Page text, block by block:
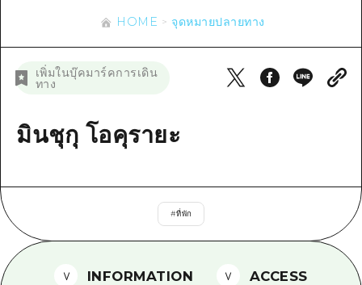
สถานบันเทิงยามค่ำคืน
มาตรฐาน
การรักษา
ธรรมชาติ
บริเวณรอบๆ มิยาจิมะ
เกโฮคุ
ชิมาเนะ
เข้าถึงเข้าถึง
สรุปการจราจรรอง
ตั๋วเที่ยวคุ้มค่าตั๋วเที่ยวคุ้มค่า
ฮิโรชิม่า ฟรี Wi-Fi
ข่าว
HOME จุดหมายปลายทาง
เพิ่มในบุ๊คมาร์คการเดิน
ทาง
มินชุกุ โอคุรายะ
#ที่พัก
INFORMATION ACCESS